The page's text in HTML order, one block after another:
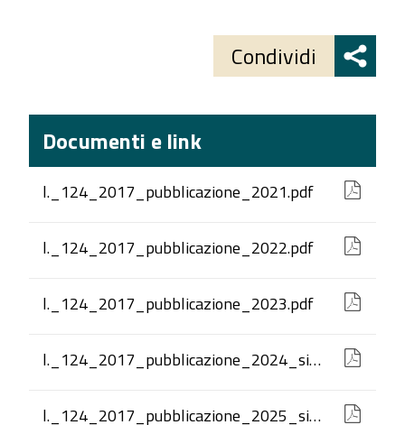
Condividi
Documenti e link
l._124_2017_pubblicazione_2021.pdf
l._124_2017_pubblicazione_2022.pdf
l._124_2017_pubblicazione_2023.pdf
l._124_2017_pubblicazione_2024_signed.pdf
l._124_2017_pubblicazione_2025_signed.pdf